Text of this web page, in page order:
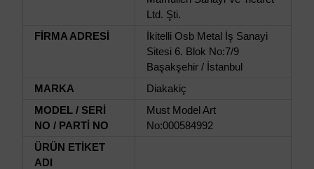
Ltd. Şti.
FİRMA ADRESİ
İkitelli Osb Metal İş Sanayi
Sitesi 6. Blok No:7/9
Başakşehir / İstanbul
MARKA
Diakakiç
MODEL / SERİ
NO / PARTİ NO
Must Model Art
No:000584992
ÜRÜN ETİKET
ADI